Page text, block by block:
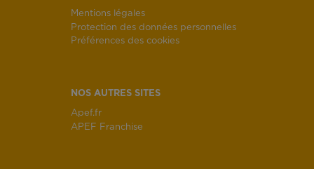
Mentions légales
Protection des données personnelles
Préférences des cookies
NOS AUTRES SITES
Apef.fr
APEF Franchise